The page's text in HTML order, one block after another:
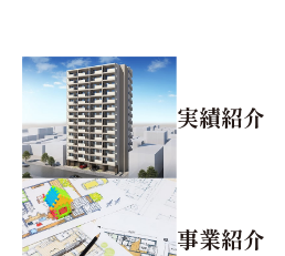
実績紹介
事業紹介